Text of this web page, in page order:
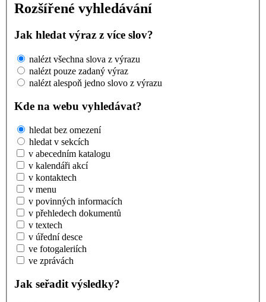
Rozšířené vyhledávání
Jak hledat výraz z více slov?
nalézt všechna slova z výrazu
nalézt pouze zadaný výraz
nalézt alespoň jedno slovo z výrazu
Kde na webu vyhledávat?
hledat bez omezení
hledat v sekcích
v abecedním katalogu
v kalendáři akcí
v kontaktech
v menu
v povinných informacích
v přehledech dokumentů
v textech
v úřední desce
ve fotogaleriích
ve zprávách
Jak seřadit výsledky?